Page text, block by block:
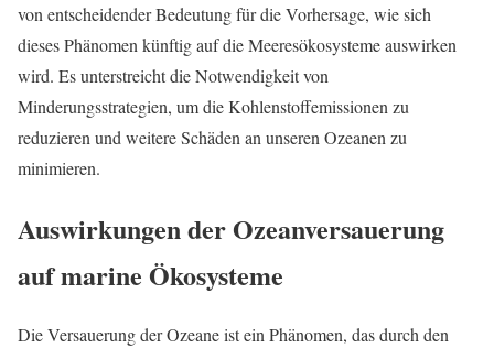
von entscheidender Bedeutung für die Vorhersage, wie sich
dieses Phänomen künftig auf die Meeresökosysteme auswirken
wird. Es unterstreicht die Notwendigkeit von
Minderungsstrategien, um die Kohlenstoffemissionen zu
reduzieren und weitere Schäden an unseren Ozeanen zu
minimieren.
Auswirkungen der Ozeanversauerung
auf marine Ökosysteme
Die Versauerung der Ozeane ist ein Phänomen, das durch den